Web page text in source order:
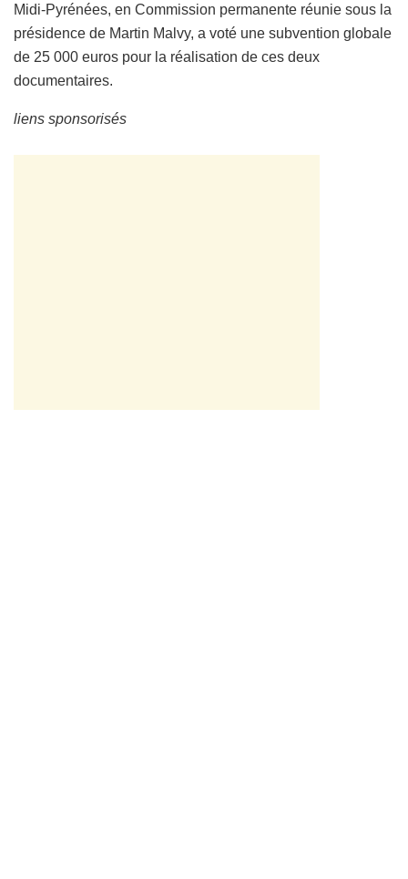
Midi-Pyrénées, en Commission permanente réunie sous la
présidence de Martin Malvy, a voté une subvention globale
de 25 000 euros pour la réalisation de ces deux
documentaires.
liens sponsorisés